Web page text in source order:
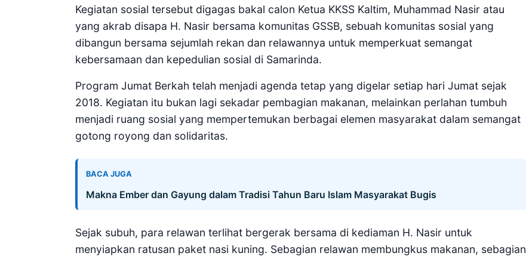
Kegiatan sosial tersebut digagas bakal calon Ketua KKSS Kaltim, Muhammad Nasir atau
yang akrab disapa H. Nasir bersama komunitas GSSB, sebuah komunitas sosial yang
dibangun bersama sejumlah rekan dan relawannya untuk memperkuat semangat
kebersamaan dan kepedulian sosial di Samarinda.
Program Jumat Berkah telah menjadi agenda tetap yang digelar setiap hari Jumat sejak
2018. Kegiatan itu bukan lagi sekadar pembagian makanan, melainkan perlahan tumbuh
menjadi ruang sosial yang mempertemukan berbagai elemen masyarakat dalam semangat
gotong royong dan solidaritas.
BACA JUGA
Makna Ember dan Gayung dalam Tradisi Tahun Baru Islam Masyarakat Bugis
Sejak subuh, para relawan terlihat bergerak bersama di kediaman H. Nasir untuk
menyiapkan ratusan paket nasi kuning. Sebagian relawan membungkus makanan, sebagian